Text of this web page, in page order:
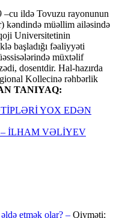
ildə Tovuzu rayonunun
kəndində müəllim ailəsində
Universitetinin
başladığı fəaliyyəti
müxtəlif
dosentdir. Hal-hazırda
Kollecinə rəhbərlik
TANIYAQ:
YOX EDƏN
İLHAM VƏLİYEV
etmək olar? – Qiyməti: